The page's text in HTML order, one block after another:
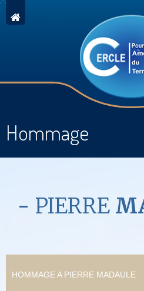
Hommage
PIERRE
HOMMAGE A PIERRE MADAULE